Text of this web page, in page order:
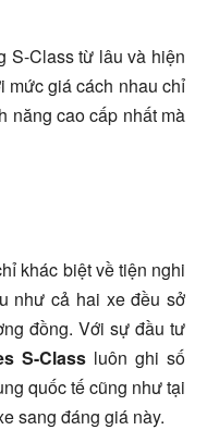
S-Class từ lâu và hiện
mức giá cách nhau chỉ
năng cao cấp nhất mà
khác biệt về tiện nghi
như cả hai xe đều sở
đồng. Với sự đầu tư
S-Class luôn ghi số
quốc tế cũng như tại
sang đáng giá này.